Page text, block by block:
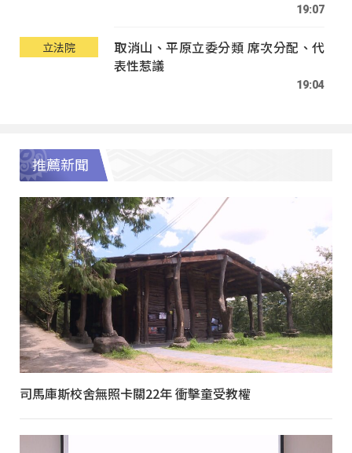
19:07
立法院
取消山、平原立委分類 席次分配、代
表性惹議
19:04
推薦新聞
司馬庫斯校舍無照卡關22年 衝擊童受教權